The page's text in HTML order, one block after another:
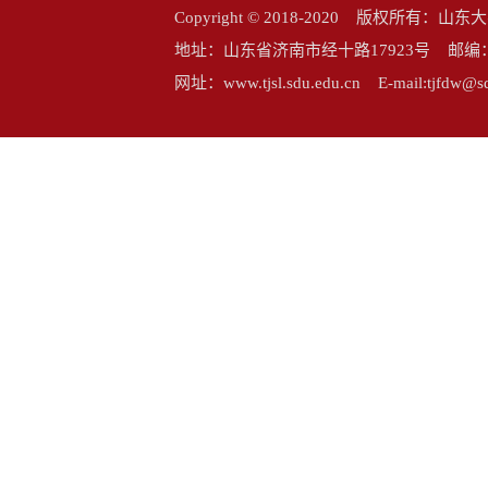
Copyright © 2018-2020 版权所有：山东
地址：山东省济南市经十路17923号 邮
网址：www.tjsl.sdu.edu.cn E-